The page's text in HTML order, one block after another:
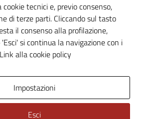
del sito
tecnici e, previo consenso,
di terze parti. Cliccando sul tasto
il consenso alla profilazione,
si continua la navigazione con i
Link alla cookie policy
Impostazioni
Esci